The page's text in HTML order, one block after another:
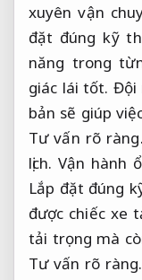
xuyên vận
đặt đúng kỹ
năng trong
giác lái tốt. Đội
bản sẽ giúp
Tư vấn rõ ràng.
lịch. Vận hành
Lắp đặt đúng
được chiếc xe
tải trọng mà
Tư vấn rõ ràng.